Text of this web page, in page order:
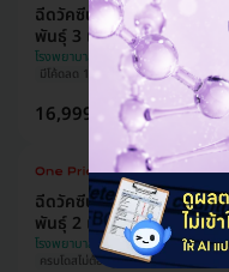
มีโค้ดลด 1,000 ครบโดสไม่ต้องบูสต์!
ฉีดวัคซีน HPV ป้องกันมะเ
พันธุ์ 3 เข็ม สำหรับผู้ที่อายุ
โรงพยาบาลภัทร-ธนบุรี
16,999 บาท19,680 บาท ประห
ครบโดสไม่ต้องบูสต์! ผ่อน 0% 3 เดือน
ฉีดวัคซีน HPV ป้องกันมะเ
พันธุ์ 2 เข็ม สำหรับผู้ที่อายุ
โรงพยาบาลภัทร-ธนบุรี